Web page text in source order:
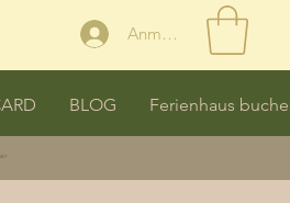
Anmelden
BLOG Ferienhaus